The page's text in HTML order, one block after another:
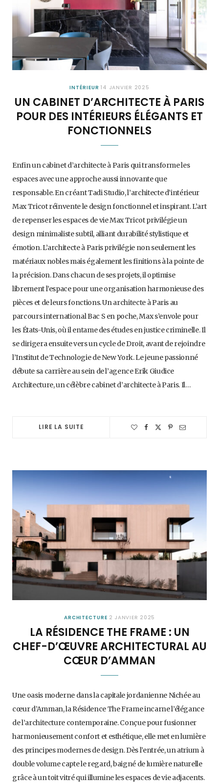
INTÉRIEUR 14 JANVIER 2025
UN CABINET D’ARCHITECTE À PARIS
POUR DES INTÉRIEURS ÉLÉGANTS ET
FONCTIONNELS
Enfin un cabinet d’architecte à Paris qui transforme les
espaces avec une approche aussi innovante que
responsable. En créant Tadi Studio, l’architecte d’intérieur
Max Tricot réinvente le design fonctionnel et inspirant. L’art
de repenser les espaces de vie Max Tricot privilégie un
design minimaliste subtil, alliant durabilité stylistique et
émotion. L’architecte à Paris privilégie non seulement les
matériaux nobles mais également les finitions à la pointe de
la précision. Dans chacun de ses projets, il optimise
librement l’espace pour une organisation harmonieuse des
pièces et de leurs fonctions. Un architecte à Paris au
parcours international Bac S en poche, Max s’envole pour
les États-Unis, où il entame des études en justice criminelle. Il
se dirigera ensuite vers un cycle de Droit, avant de rejoindre
l’Institut de Technologie de New York. Le jeune passionné
débute sa carrière au sein de l’agence Erik Giudice
Architecture, un célèbre cabinet d’architecte à Paris. Il…
LIRE LA SUITE
ARCHITECTURE 2 JANVIER 2025
LA RÉSIDENCE THE FRAME : UN
CHEF-D’ŒUVRE ARCHITECTURAL AU
CŒUR D’AMMAN
Une oasis moderne dans la capitale jordanienne Nichée au
cœur d’Amman, la Résidence The Frame incarne l’élégance
de l’architecture contemporaine. Conçue pour fusionner
harmonieusement confort et esthétique, elle met en lumière
des principes modernes de design. Dès l’entrée, un atrium à
double volume capte le regard, baigné de lumière naturelle
grâce à un toit vitré qui illumine les espaces de vie adjacents.